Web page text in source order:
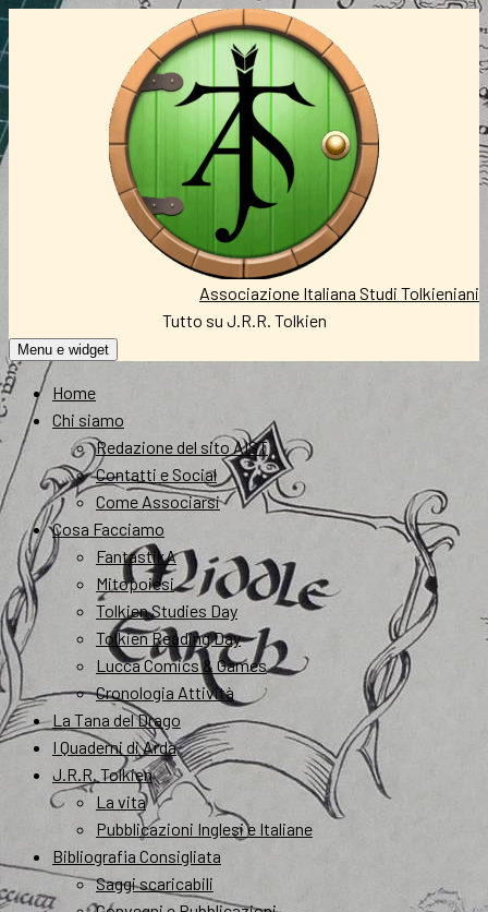
Vai
al
Associazione Italiana Studi Tolkieniani
Tutto su J.R.R. Tolkien
Menu e widget
Home
Chi siamo
Redazione del sito AIST
Contatti e Social
Come Associarsi
Cosa Facciamo
FantastikA
Mitopoiesi
Tolkien Studies Day
Tolkien Reading Day
Lucca Comics & Games
Cronologia Attività
La Tana del Drago
I Quaderni di Arda
J.R.R. Tolkien
La vita
Pubblicazioni Inglesi e Italiane
Bibliografia Consigliata
Saggi scaricabili